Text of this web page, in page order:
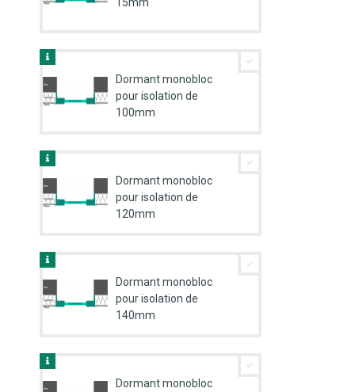
Dormant monobloc
pour isolation de
100mm
Dormant monobloc
pour isolation de
120mm
Dormant monobloc
pour isolation de
140mm
Dormant monobloc